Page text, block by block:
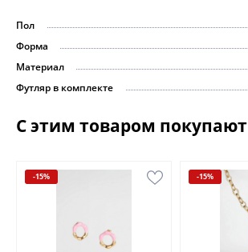
Пол
Форма
Материал
Футляр в комплекте
С этим товаром покупают
-15% -15%